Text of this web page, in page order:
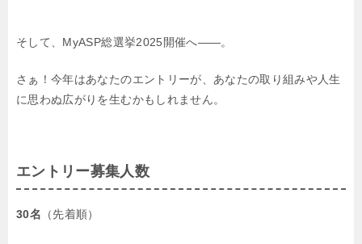
そして、MyASP総選挙2025開催へ――。
さぁ！今年はあなたのエントリーが、あなたの取り組みや人生
に思わぬ広がりを生むかもしれません。
エントリー募集人数
30名 （先着順）